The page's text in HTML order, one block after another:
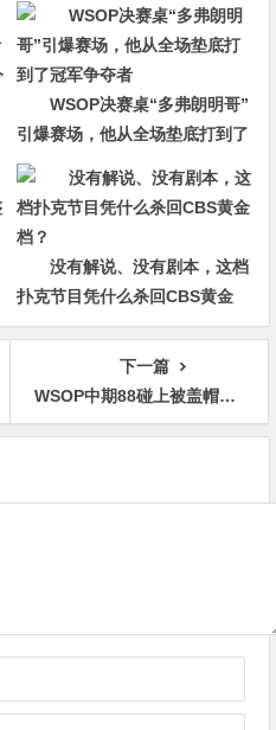
WSOP决赛桌“多弗朗明哥”
引爆赛场，他从全场垫底打到了
冠军争夺者
没有解说、没有剧本，这档
扑克节目凭什么杀回CBS黄金
档？
下一篇
WSOP中期88碰上被盖帽的ABB牌面怎么打？